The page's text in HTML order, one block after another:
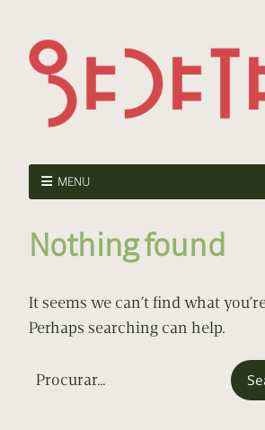
MENU
Nothing found
It seems we can’t find what
Perhaps searching can help.